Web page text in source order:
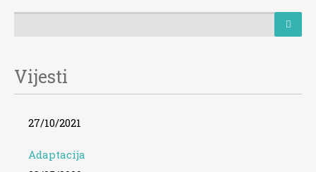
Vijesti
27/10/2021
Adaptacija